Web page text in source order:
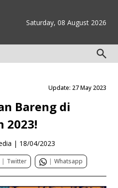
Saturday, 08 August 2026
Update: 27 May 2023
Bareng di
2023!
| 18/04/2023
| Twitter | Whatsapp